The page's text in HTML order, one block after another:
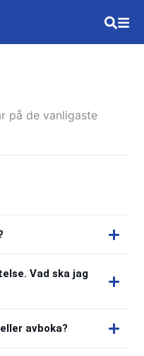
på de vanligaste
Vad ska jag
avboka?